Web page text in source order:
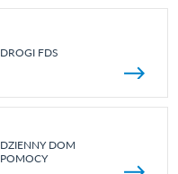
DROGI FDS
DZIENNY DOM
POMOCY